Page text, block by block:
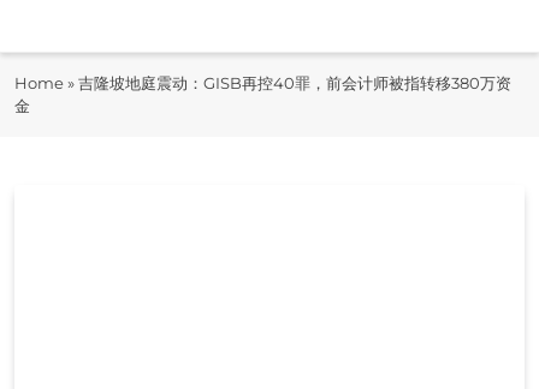
即时快报
Home»吉隆坡地庭震动：GISB再控40罪，前会计师被指转移380万资
金